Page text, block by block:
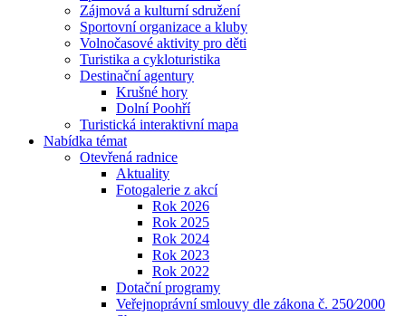
Zájmová a kulturní sdružení
Sportovní organizace a kluby
Volnočasové aktivity pro děti
Turistika a cykloturistika
Destinační agentury
Krušné hory
Dolní Poohří
Turistická interaktivní mapa
Nabídka témat
Otevřená radnice
Aktuality
Fotogalerie z akcí
Rok 2026
Rok 2025
Rok 2024
Rok 2023
Rok 2022
Dotační programy
Veřejnoprávní smlouvy dle zákona č. 250⁄2000